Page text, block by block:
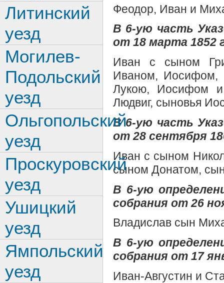
Феодор, Иван и
В 6-ую часть
от 18 марта 1852
Иван с сыном
Иваном, Иосифом,
Лукою, Иосифом и
Людвиг, сыновья
В 6-ую часть
от 28 сентября
Иван с сыном
сыном Донатом,
В 6-ую
собрания от 26
Владислав сын
В 6-ую
собрания от 17
Иван-Августин и
Литинский
уезд
Могилев-
Подольский
уезд
Ольгопольский
уезд
Проскуровский
уезд
Ушицкий
уезд
Ямпольский
уезд